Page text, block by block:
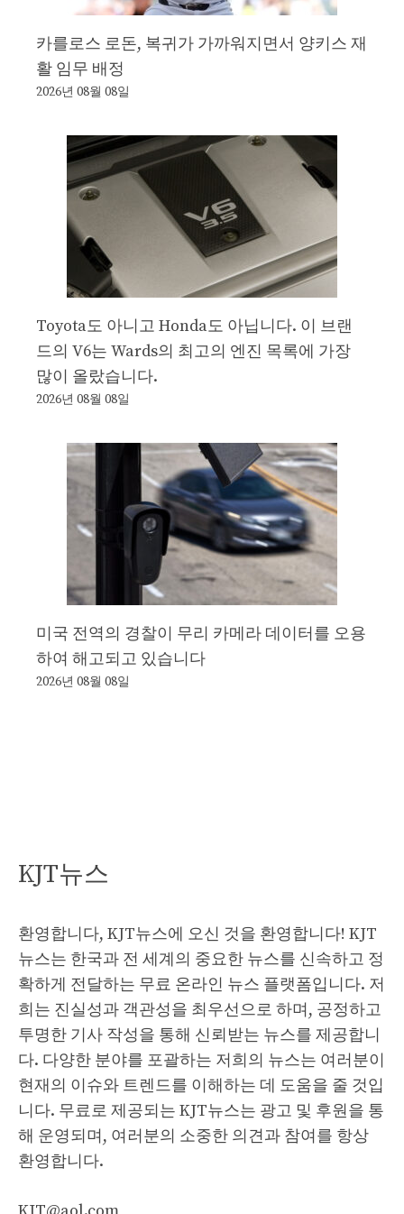
카를로스 로돈, 복귀가 가까워지면서 양키스 재
활 임무 배정
2026년 08월 08일
Toyota도 아니고 Honda도 아닙니다. 이 브랜
드의 V6는 Wards의 최고의 엔진 목록에 가장
많이 올랐습니다.
2026년 08월 08일
미국 전역의 경찰이 무리 카메라 데이터를 오용
하여 해고되고 있습니다
2026년 08월 08일
KJT뉴스
환영합니다, KJT뉴스에 오신 것을 환영합니다! KJT
뉴스는 한국과 전 세계의 중요한 뉴스를 신속하고 정
확하게 전달하는 무료 온라인 뉴스 플랫폼입니다. 저
희는 진실성과 객관성을 최우선으로 하며, 공정하고
투명한 기사 작성을 통해 신뢰받는 뉴스를 제공합니
다. 다양한 분야를 포괄하는 저희의 뉴스는 여러분이
현재의 이슈와 트렌드를 이해하는 데 도움을 줄 것입
니다. 무료로 제공되는 KJT뉴스는 광고 및 후원을 통
해 운영되며, 여러분의 소중한 의견과 참여를 항상
환영합니다.